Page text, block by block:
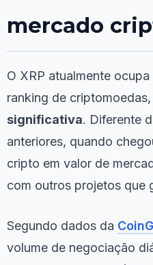
mercado
O XRP atualmente
ranking de
significativa. Diferente
anteriores, quando
cripto em valor de
com outros projetos que
Segundo dados da
volume de negociação